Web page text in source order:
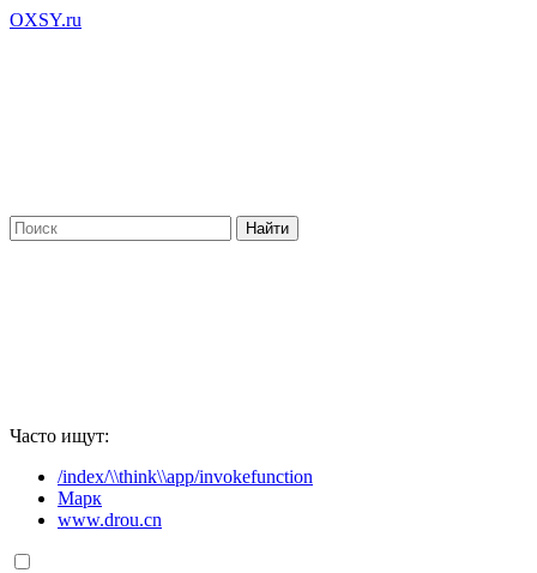
OXSY.ru
Часто ищут:
/index/\\think\\app/invokefunction
Марк
www.drou.cn